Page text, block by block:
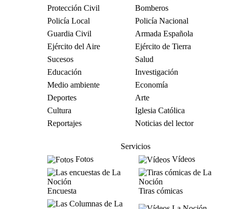
Protección Civil
Bomberos
Policía Local
Policía Nacional
Guardia Civil
Armada Española
Ejército del Aire
Ejército de Tierra
Sucesos
Salud
Educación
Investigación
Medio ambiente
Economía
Deportes
Arte
Cultura
Iglesia Católica
Reportajes
Noticias del lector
Servicios
Fotos
Vídeos
Encuesta Tiras cómicas